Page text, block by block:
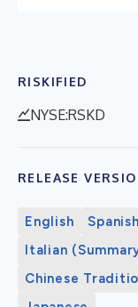
RISKIFIED
NYSE:RSKD
RELEASE
English Spanish
Italian
Chinese